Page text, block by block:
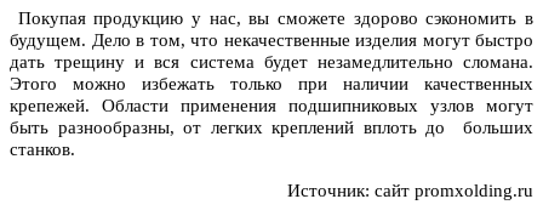
Покупая продукцию у нас, вы сможете здорово сэкономить в
будущем. Дело в том, что некачественные изделия могут быстро
дать трещину и вся система будет незамедлительно сломана.
Этого можно избежать только при наличии качественных
крепежей. Области применения подшипниковых узлов могут
быть разнообразны, от легких креплений вплоть до больших
станков.
Источник: сайт promxolding.ru